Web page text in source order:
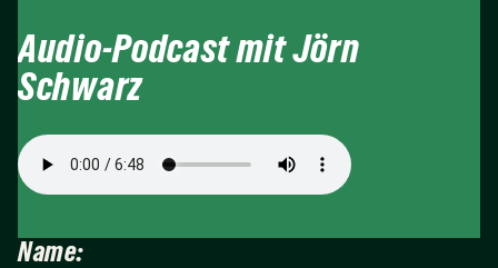
Audio-Podcast mit Jörn
Schwarz
Name: